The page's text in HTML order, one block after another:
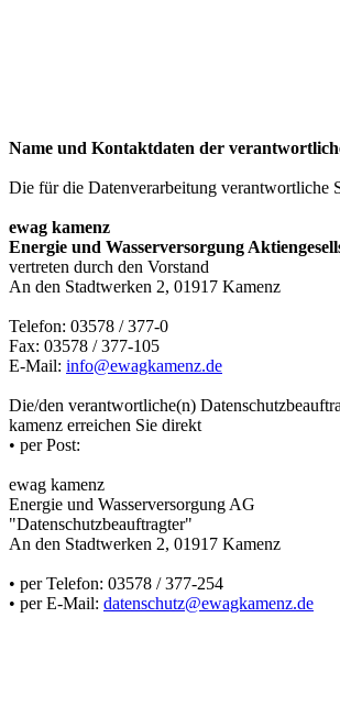
Name und Kontaktdaten der
Die für die Datenverarbeitung verantwortliche
ewag kamenz
Energie und Wasserversorgung
vertreten durch den Vorstand
An den Stadtwerken 2, 01917 Kamenz
Telefon: 03578 / 377-0
Fax: 03578 / 377-105
E-Mail: info@ewagkamenz.de
Die/den verantwortliche(n)
kamenz erreichen Sie direkt
• per Post:
ewag kamenz
Energie und Wasserversorgung AG
"Datenschutzbeauftragter"
An den Stadtwerken 2, 01917 Kamenz
• per Telefon: 03578 / 377-254
• per E-Mail: datenschutz@ewagkamenz.de